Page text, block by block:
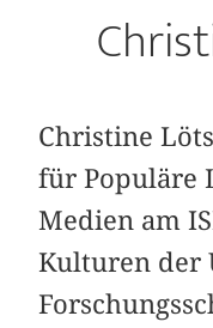
Christine
für Populäre
Medien am
Kulturen der